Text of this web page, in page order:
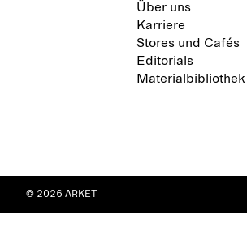
Über uns
Karriere
Stores und Cafés
Editorials
Materialbibliothek
© 2026 ARKET